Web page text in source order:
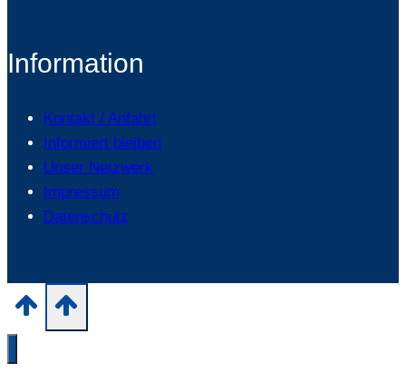
Information
Kontakt / Anfahrt
Informiert bleiben
Unser Netzwerk
Impressum
Datenschutz